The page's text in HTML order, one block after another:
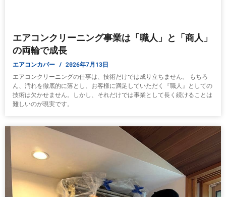
エアコンクリーニング事業は「職人」と「商人」
の両輪で成長
エアコンカバー 2026年7月13日
エアコンクリーニングの仕事は、技術だけでは成り立ちません。 もちろ
ん、汚れを徹底的に落とし、お客様に満足していただく『職人』としての
技術は欠かせません。しかし、それだけでは事業として長く続けることは
難しいのが現実です。